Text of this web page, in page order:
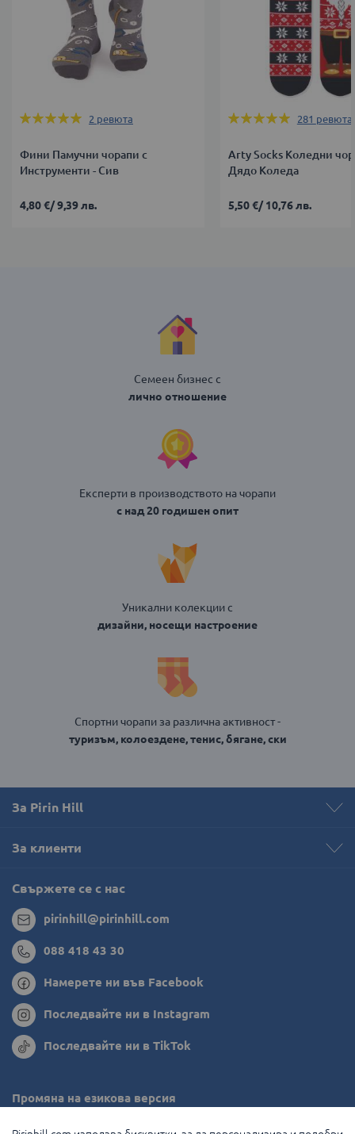
Оценка:
2 ревюта
Фини Памучни чорапи с
Инструменти - Сив
4,80 €/9,39 лв.
Оценка:
281 ревюта
Arty Socks Коледни
Дядо Коледа
5,50 €/10,76 лв.
Семеен бизнес с
лично отношение
Експерти в производството на чорапи
с над 20 годишен опит
Уникални колекции с
дизайни, носещи настроение
Спортни чорапи за различна активност -
туризъм, колоездене, тенис, бягане, ски
За Pirin Hill
За клиенти
Свържете се с нас
pirinhill@pirinhill.com
088 418 43 30
Намерете ни във Facebook
Последвайте ни в Instagram
Последвайте ни в TikTok
Промяна на езикова версия
Румъния